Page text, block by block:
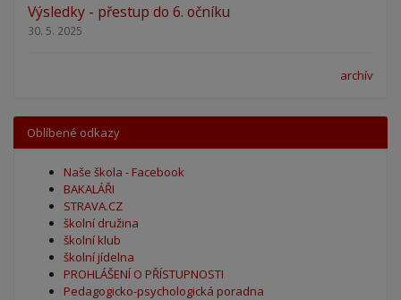
Výsledky - přestup do 6. očníku
30. 5. 2025
archív
Oblíbené odkazy
Naše škola - Facebook
BAKALÁŘI
STRAVA.CZ
školní družina
školní klub
školní jídelna
PROHLÁŠENÍ O PŘÍSTUPNOSTI
Pedagogicko-psychologická poradna